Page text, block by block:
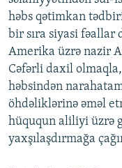
həbs qətimkan
bir sıra siyasi fəallar
Amerika üzrə nazir
Cəfərli daxil
həbsindən
öhdəliklərinə əməl
hüququn aliliyi üzrə
yaxşılaşdırmağa